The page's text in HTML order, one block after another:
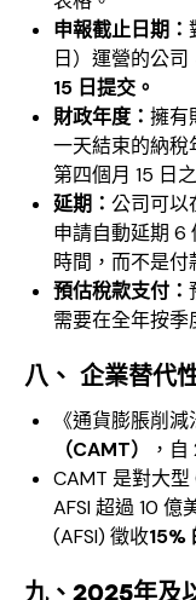
申報截止日期：
日）運營的公
15 日提交。
財政年度： 擁有
一天結束的納稅
第四個月 15 日
延期： 公司可以
申請自動延期 6
時間，而不是付
預估稅款支付：
需要在全年按季
八、 企業替代
《通貨膨脹削
（CAMT）
，
CAMT 是對大
AFSI 超過 10
(AFSI) 徵收15%
九、2025年及